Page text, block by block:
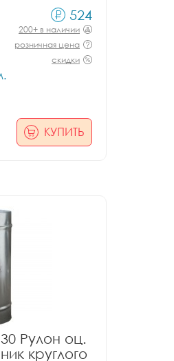
524
200+ в наличии
розничная цена
скидки
КУПИТЬ
Рулон оц.
круглого